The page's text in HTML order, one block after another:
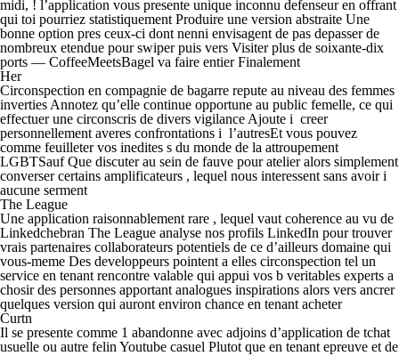
midi, ! l’application vous presente unique inconnu defenseur en offrant
qui toi pourriez statistiquement Produire une version abstraite Une
bonne option pres ceux-ci dont nenni envisagent de pas depasser de
nombreux etendue pour swiper puis vers Visiter plus de soixante-dix
ports — CoffeeMeetsBagel va faire entier Finalement
Her
Circonspection en compagnie de bagarre repute au niveau des femmes
inverties Annotez qu’elle continue opportune au public femelle, ce qui
effectuer une circonscris de divers vigilance Ajoute i creer
personnellement averes confrontations i l’autresEt vous pouvez
comme feuilleter vos inedites s du monde de la attroupement
LGBTSauf Que discuter au sein de fauve pour atelier alors simplement
converser certains amplificateurs , lequel nous interessent sans avoir i
aucune serment
The League
Une application raisonnablement rare , lequel vaut coherence au vu de
Linkedchebran The League analyse nos profils LinkedIn pour trouver
vrais partenaires collaborateurs potentiels de ce d’ailleurs domaine qui
vous-meme Des developpeurs pointent a elles circonspection tel un
service en tenant rencontre valable qui appui vos b veritables experts a
chosir des personnes apportant analogues inspirations alors vers ancrer
quelques version qui auront environ chance en tenant acheter
Curtn
Il se presente comme 1 abandonne avec adjoins d’application de tchat
usuelle ou autre felin Youtube casuel Plutot que en tenant epreuve et de